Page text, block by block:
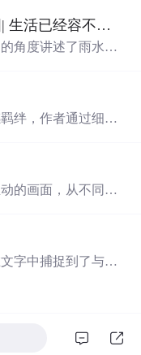
安卓button设置背景图_背景图| 生活已经容不下我了
角度讲述了雨水带
绊，作者通过细腻
的画面，从不同角
字中捕捉到了与你
你的影子，给予彼